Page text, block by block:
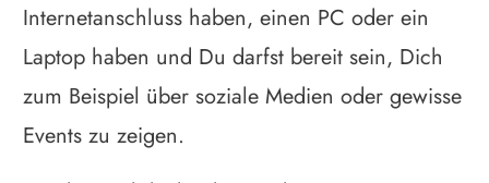
Internetanschluss haben, einen PC oder ein
Laptop haben und Du darfst bereit sein, Dich
zum Beispiel über soziale Medien oder gewisse
Events zu zeigen.